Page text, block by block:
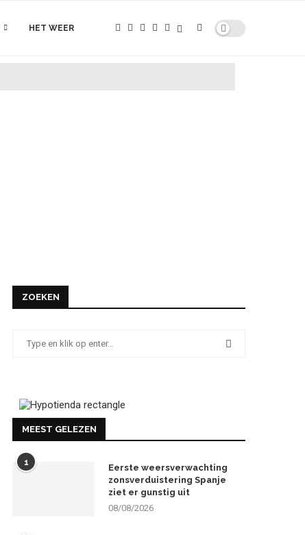
HET WEER
ZOEKEN
MEEST GELEZEN
1
Eerste weersverwachting
zonsverduistering Spanje
ziet er gunstig uit
08/08/2026